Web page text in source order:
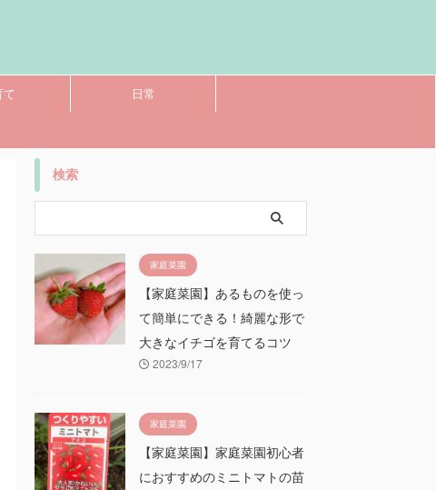
て 日常
検索
家庭菜園
【家庭菜園】あるものを使っ
て簡単にできる！綺麗な形で
大きなイチゴを育てるコツ
2023/9/17
家庭菜園
【家庭菜園】家庭菜園初心者
におすすめのミニトマトの苗